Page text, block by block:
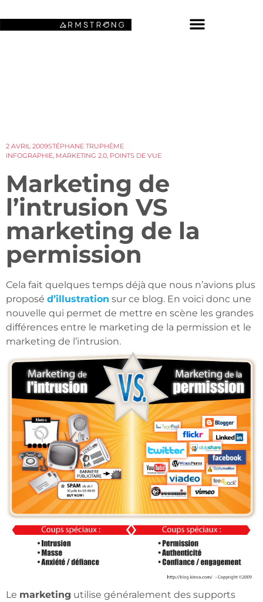
2 AVRIL 2009STÉPHANE TRUPHÈME
INFOGRAPHIE, MARKETING 2.0, POINTS DE VUE
Marketing de
l’intrusion VS
marketing de la
permission
Cela fait quelques temps déjà que nous n’avions plus
proposé d’illustration sur ce blog. En voici donc une
nouvelle qui permet de mettre en scène les grandes
différences entre le marketing de la permission et le
marketing de l’intrusion.
Le marketing utilise généralement des supports